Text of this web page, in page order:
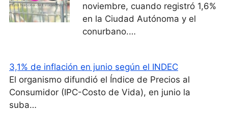
noviembre, cuando registró 1,6%
en la Ciudad Autónoma y el
conurbano.…
3,1% de inflación en junio según el INDEC
El organismo difundió el Índice de Precios al
Consumidor (IPC-Costo de Vida), en junio la
suba…